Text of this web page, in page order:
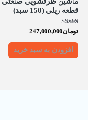
قطعه ریلی (150 سبد)
امتیاز
5.00
از 5
تومان247,000,000
افزودن به سبد خرید